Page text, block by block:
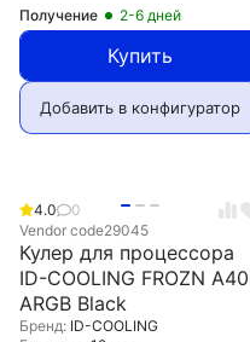
Получение 2-6 дней
Купить
Добавить в конфигуратор
4.0
0
Vendor code29045
Кулер для процессора
ID-COOLING FROZN
ARGB Black
Бренд: ID-COOLING